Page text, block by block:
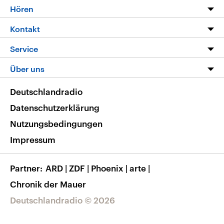
Programm
Die Nachrichten
Nachrichtenleicht
Neue Beiträge auf dlf.de
Hören
Livestream
Podcasts
Deutschlandfunk App
Nachrichten App
Frequenzen
Kontakt
Hörerservice
Service
FAQ
Veranstaltungen
Musikliste
RSS
Über uns
Barrierefreiheit
Deutschlandradio © 2026
Deutschlandradio
Datenschutzerklärung
Nutzungsbedingungen
Impressum
Partner ARD | ZDF | Phoenix | arte |
Chronik der Mauer